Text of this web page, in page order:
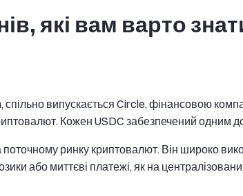
які вам варто
спільно випускається Circle, фінансовою
Кожен USDC забезпечений одним
ринку криптовалют. Він широко
або миттєві платежі, як на